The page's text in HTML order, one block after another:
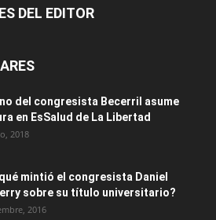
DEL EDITOR
del congresista Becerril asume
en EsSalud de La Libertad
2018
mintió el congresista Daniel
sobre su título universitario?
2016